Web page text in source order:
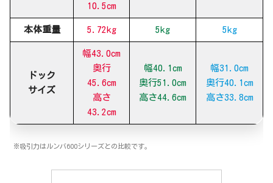
10.5cm
本体重量 5.72kg 5kg 5kg
ドック
サイズ
幅43.0cm
奥行
45.6cm
高さ
43.2cm
幅40.1cm
奥行51.0cm
高さ44.6cm
幅31.0cm
奥行40.1cm
高さ33.8cm
※吸引力はルンバ600シリーズとの比較です。